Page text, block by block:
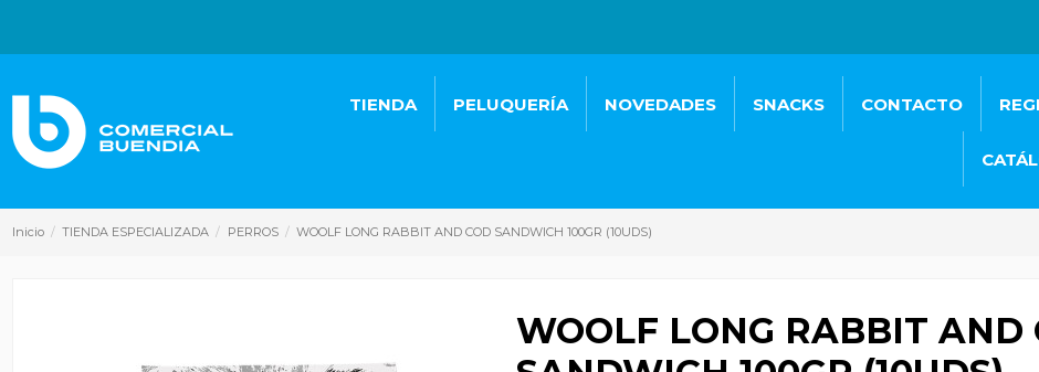
TIENDA PELUQUERÍA NOVEDADES SNACKS CONTACTO
Inicio TIENDA ESPECIALIZADA PERROS WOOLF LONG RABBIT AND COD SANDWICH 100GR (10UDS)
WOOLF LONG RABBIT AND